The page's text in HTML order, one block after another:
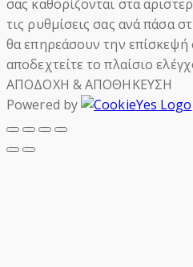
σας καθορίζονται στα
τις ρυθμίσεις σας ανά πάσα
θα επηρεάσουν την επίσκεψή
αποδεχτείτε το πλαίσιο
ΑΠΟΔΟΧΗ & ΑΠΟΘΗΚΕΥΣΗ
Powered by